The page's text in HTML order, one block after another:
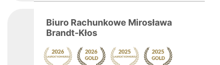
Biuro Rachunkowe Mirosława
Brandt-Kłos